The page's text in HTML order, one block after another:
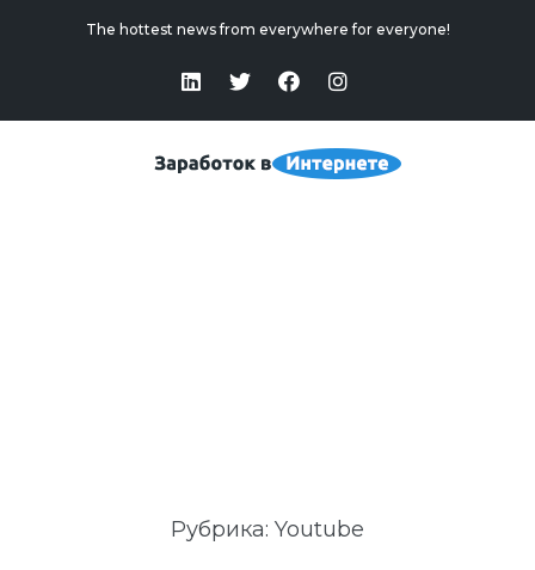
The hottest news from everywhere for everyone!
Рубрика: Youtube